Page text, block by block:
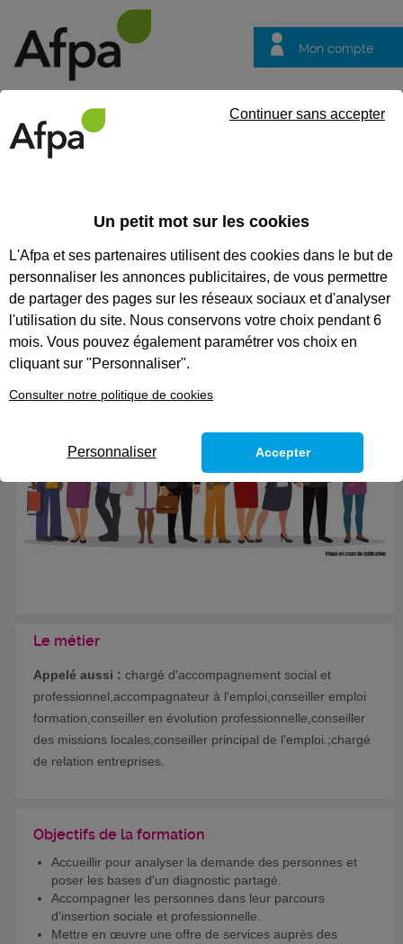
Mon compte
questions
CODES
CONSEILLER EN INSERTION
PROFESSIONNELLE
Le métier
Appelé aussi : chargé d'accompagnement social et
professionnel,accompagnateur à l'emploi,conseiller emploi
formation,conseiller en évolution professionnelle,conseiller
des missions locales,conseiller principal de l'emploi.;chargé
de relation entreprises.
Objectifs de la formation
Accueillir pour analyser la demande des personnes et
poser les bases d'un diagnostic partagé.
Accompagner les personnes dans leur parcours
d'insertion sociale et professionnelle.
Mettre en œuvre une offre de services auprès des
Un petit mot sur les cookies
L'Afpa et ses partenaires utilisent des cookies dans le but de
personnaliser les annonces publicitaires, de vous permettre
de partager des pages sur les réseaux sociaux et d'analyser
l'utilisation du site. Nous conservons votre choix pendant 6
mois. Vous pouvez également paramétrer vos choix en
cliquant sur "Personnaliser".
Consulter notre politique de cookies
Continuer sans accepter
Personnaliser Accepter